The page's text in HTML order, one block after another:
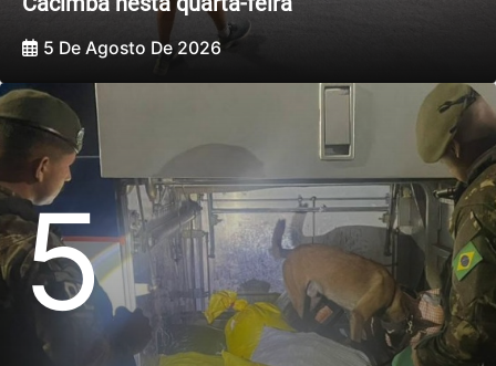
5 De Agosto De 2026
5